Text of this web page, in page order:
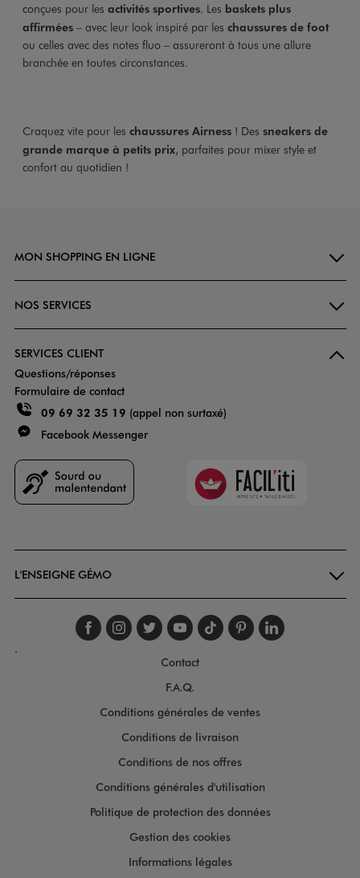
conçues pour les activités sportives. Les baskets plus
affirmées– avec leur look inspiré par les chaussures de foot
ou celles avec des notes fluo – assureront à tous une allure
branchée en toutes circonstances.
Craquez vite pour les chaussures Airness! Des sneakers de
grande marque à petits prix, parfaites pour mixer style et
confort au quotidien !
MON SHOPPING EN LIGNE
NOS SERVICES
SERVICES CLIENT
Questions/réponses
Formulaire de contact
09 69 32 35 19 (appel non surtaxé)
Facebook Messenger
Faciliti
L'ENSEIGNE GÉMO
Suivez-nous sur
Suivez-nous sur
Suivez-nous sur
Suivez-nous
Suivez-nous
Suivez-
.
Contact
F.A.Q.
Conditions générales de ventes
Conditions de livraison
Conditions de nos offres
Conditions générales d'utilisation
Politique de protection des données
Gestion des cookies
Informations légales